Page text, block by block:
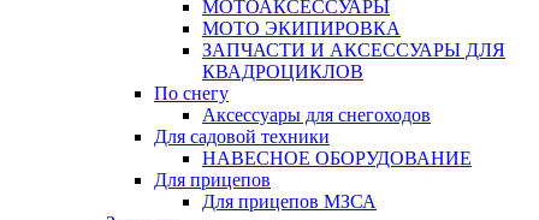
МОТОАКСЕССУАРЫ
МОТО ЭКИПИРОВКА
ЗАПЧАСТИ И АКСЕССУАРЫ ДЛЯ
КВАДРОЦИКЛОВ
По снегу
Аксессуары для снегоходов
Для садовой техники
НАВЕСНОЕ ОБОРУДОВАНИЕ
Для прицепов
Для прицепов МЗСА